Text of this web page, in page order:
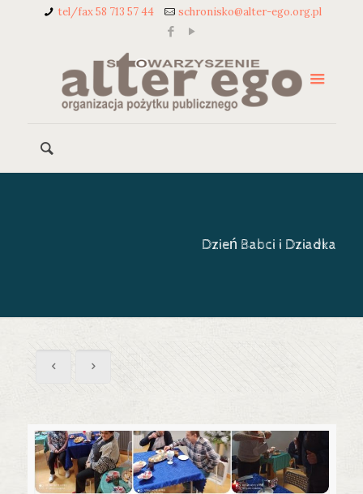
tel/fax 58 713 57 44 schronisko@alter-ego.org.pl
Dzień Babci i Dziadka